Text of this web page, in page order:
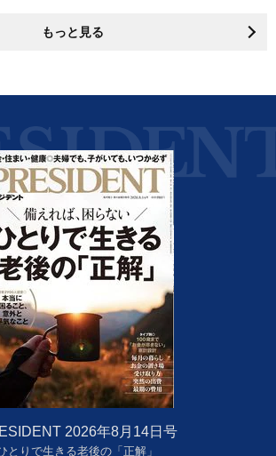
もっと見る
2026年8月14日号
とりで生きる老後の「正解」